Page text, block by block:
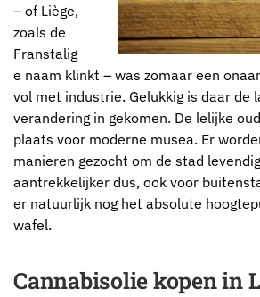
– of Liège,
zoals de
Franstalig
e naam klinkt – was zomaar een
vol met industrie. Gelukkig is daar de
verandering in gekomen. De lelijke
plaats voor moderne musea. Er
manieren gezocht om de stad
aantrekkelijker dus, ook voor
er natuurlijk nog het absolute
wafel.
Cannabisolie kopen in